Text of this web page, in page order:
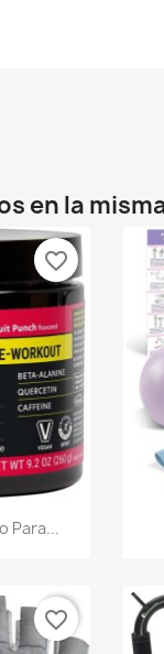
en la
Para...
favorite_border
favorite_border